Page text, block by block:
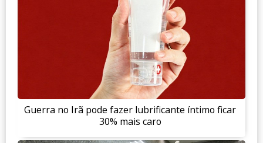
Guerra no Irã pode fazer lubrificante íntimo ficar
30% mais caro